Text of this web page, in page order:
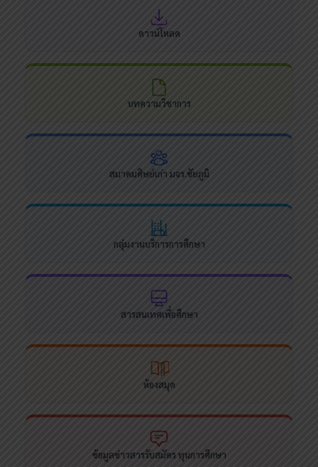
ดาวน์โหลด
บทความวิชาการ
สมาคมศิษย์เก่า มจร.ชัยภูมิ
กลุ่มงานบริการการศึกษา
สารสนเทศเพื่อศึกษา
ห้องสมุด
ข้อมูลข่าวสารรับสมัคร ทุนการศึกษา